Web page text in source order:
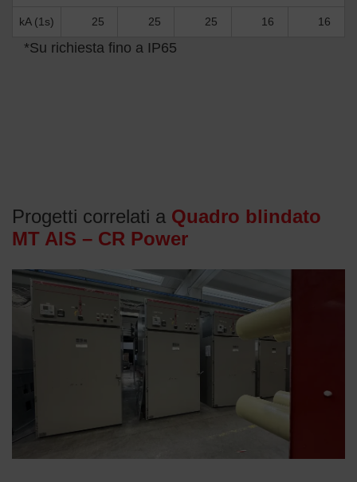
kA (1s) 25 25 25 16 16
*Su richiesta fino a IP65
Progetti correlati a Quadro blindato
MT AIS – CR Power